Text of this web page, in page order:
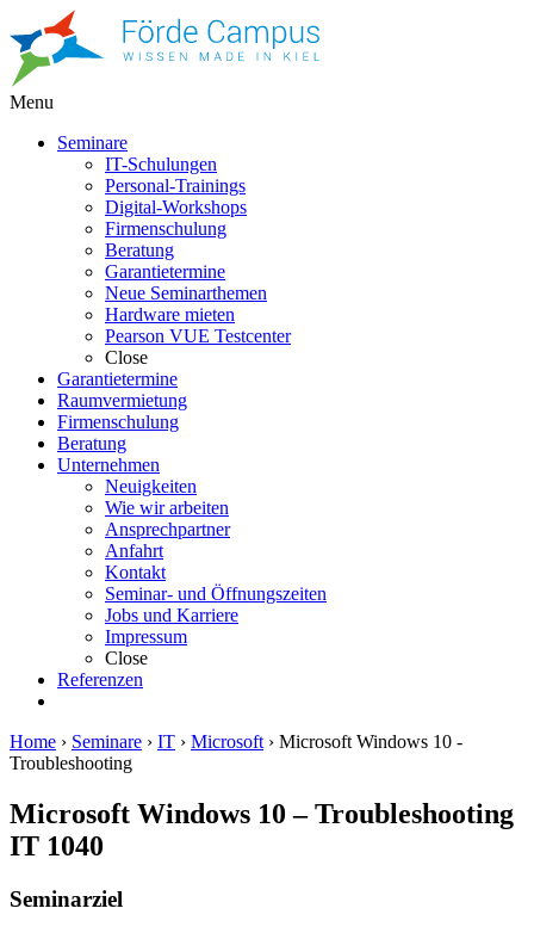
Menu
Seminare
IT-Schulungen
Personal-Trainings
Digital-Workshops
Firmenschulung
Beratung
Garantietermine
Neue Seminarthemen
Hardware mieten
Pearson VUE Testcenter
Close
Garantietermine
Raumvermietung
Firmenschulung
Beratung
Unternehmen
Neuigkeiten
Wie wir arbeiten
Ansprechpartner
Anfahrt
Kontakt
Seminar- und Öffnungszeiten
Jobs und Karriere
Impressum
Close
Referenzen
Home › Seminare › IT › Microsoft › Microsoft Windows 10 -
Troubleshooting
Microsoft Windows 10 – Troubleshooting
IT 1040
Seminarziel